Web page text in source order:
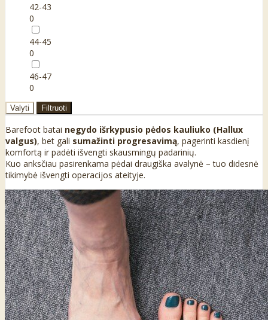
42-43
0
44-45
0
46-47
0
Valyti Filtruoti
Barefoot batai negydo išrkypusio pėdos kauliuko (Hallux
valgus), bet gali sumažinti progresavimą, pagerinti kasdienį
komfortą ir padėti išvengti skausmingų padarinių.
Kuo anksčiau pasirenkama pėdai draugiška avalynė – tuo didesnė
tikimybė išvengti operacijos ateityje.